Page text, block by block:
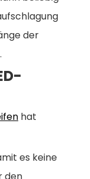
der
hat
es keine